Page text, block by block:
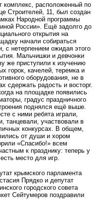
комплекс, расположенный по
Строителей, 11, был создан
Народной программы
России». Ещё задолго до
открытия на
начали собираться
с нетерпением ожидая этого
Мальчишки и девчонки
же приступили к изучению
горок, качелей, теремка и
оборудования, не в
сдержать радость и восторг.
на площадке появились
градус праздничного
поднялся ещё выше.
с ними ребята играли,
танцевали, участвовали в
конкурсах. В общем,
от души и хором
«Спасибо!» всем
к празднику: теперь у
место для игр.
крымского парламента
Прядко и депутат
городского совета
Сейтумеров поздравили